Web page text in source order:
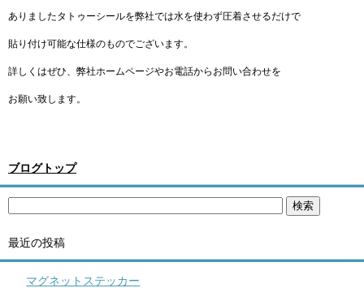
ありましたタトゥーシールを弊社では水を使わず圧着させるだけで
貼り付け可能な仕様のものでございます。
詳しくはぜひ、弊社ホームページやお電話からお問い合わせを
お願い致します。
ブログトップ
最近の投稿
マグネットステッカー